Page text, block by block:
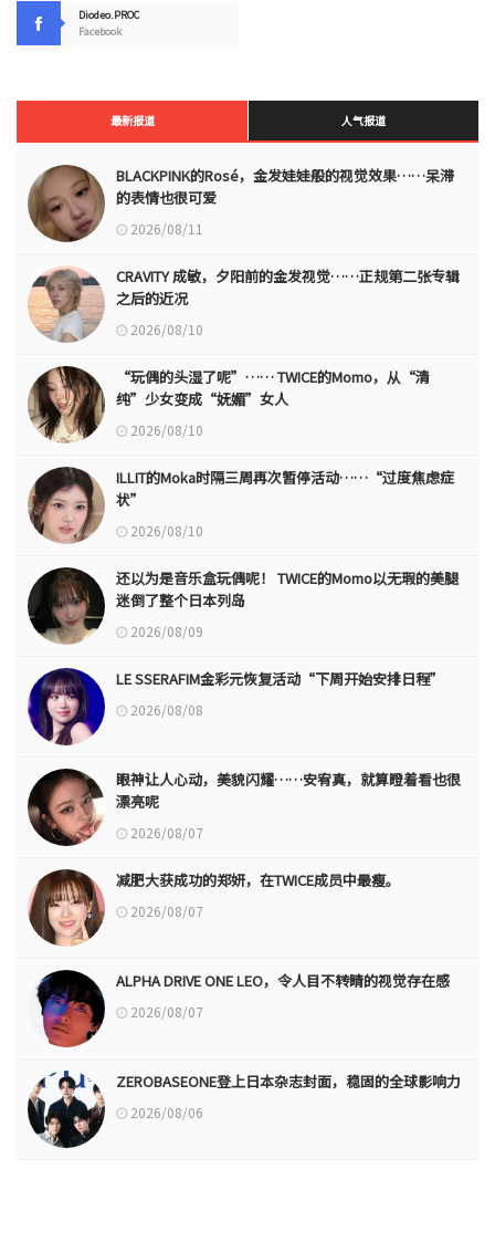
Diodeo.PROC
Facebook
最新报道 人气报道
BLACKPINK的Rosé，金发娃娃般的视觉效果……呆滞
的表情也很可爱
2026/08/11
CRAVITY 成敏，夕阳前的金发视觉……正规第二张专辑
之后的近况
2026/08/10
“玩偶的头湿了呢”…… TWICE的Momo，从“清
纯”少女变成“妩媚”女人
2026/08/10
ILLIT的Moka时隔三周再次暂停活动……“过度焦虑症
状”
2026/08/10
还以为是音乐盒玩偶呢！ TWICE的Momo以无瑕的美腿
迷倒了整个日本列岛
2026/08/09
LE SSERAFIM金彩元恢复活动“下周开始安排日程”
2026/08/08
眼神让人心动，美貌闪耀……安宥真，就算瞪着看也很
漂亮呢
2026/08/07
减肥大获成功的郑妍，在TWICE成员中最瘦。
2026/08/07
ALPHA DRIVE ONE LEO，令人目不转睛的视觉存在感
2026/08/07
ZEROBASEONE登上日本杂志封面，稳固的全球影响力
2026/08/06